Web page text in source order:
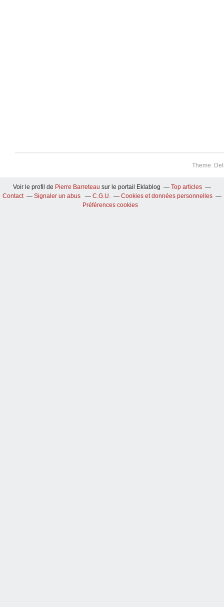
Theme:
Voir le profil de Pierre Barreteau sur le portail Eklablog
Top articles
Contact
Signaler un abus C.G.U.
Cookies et données personnelles
Préférences cookies